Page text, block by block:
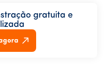
gratuita e